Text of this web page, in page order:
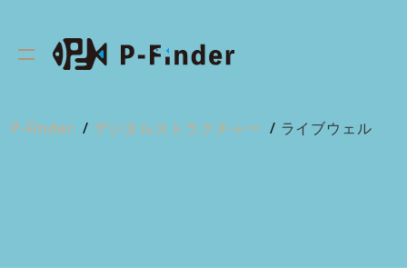
P-Finder デジタルストラクチャー ライブウェル